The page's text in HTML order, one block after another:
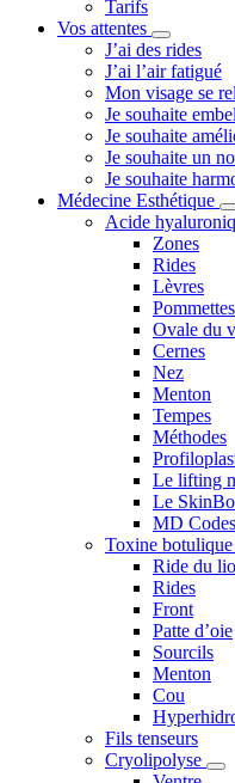
Tarifs
Vos attentes
J’ai des rides
J’ai l’air fatigué
Mon visage se
Je souhaite
Je souhaite
Je souhaite un
Je souhaite
Médecine Esthétique
Acide
Zones
Rides
Lèvres
Pommettes
Ovale du
Cernes
Nez
Menton
Tempes
Méthodes
Le lifting
Le
MD Codes
Toxine
Ride du
Rides
Front
Patte d’oie
Sourcils
Menton
Cou
Fils tenseurs
Cryolipolyse